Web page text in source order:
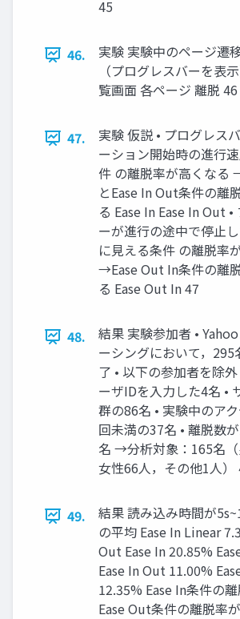
45
46.
実験 実験中のページ遷
（プログレスバーを表
覧画面 各ページ 離脱 46
47.
実験 仮説 • プログレス
ーション開始時の進行
件 の離脱率が高くなる
とEase In Out条件の離
る Ease In Ease In Out
ーが進行の途中で停止
に見える条件 の離脱率
→Ease Out In条件の離
る Ease Out In 47
48.
結果 実験参加者 •
ーシングにおいて，295
了 • 以下の参加者を除
ーザIDを入力した4名 •
群の86名 • 実験中のア
回未満の37名 • 離脱数
名 →分析対象：165名（
女性66人，その他1人）
49.
結果 読み込み時間が
の平均 Ease In Linear
Out Ease In 20.85%
Ease In Out 11.00%
12.35% Ease In条件の
Ease Out条件の離脱率